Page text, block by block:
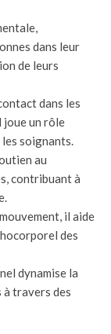
dans leur
de leurs
dans les
joue un rôle
soignants.
au
contribuant à
il aide
des
dynamise la
à travers des